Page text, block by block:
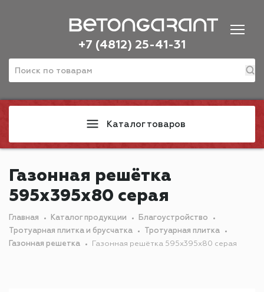
+7 (4812) 25-41-31
Каталог товаров
Газонная решётка
595х395х80 серая
Главная Каталог продукции
Благоустройство
Тротуарная плитка и брусчатка
Тротуарная плитка
Газонная решетка
Газонная решётка 595х395х80 серая